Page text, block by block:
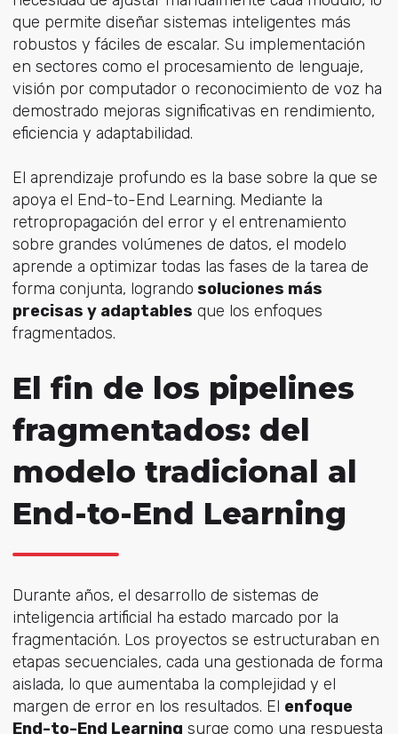
que permite diseñar sistemas inteligentes más
robustos y fáciles de escalar. Su implementación
en sectores como el procesamiento de lenguaje,
visión por computador o reconocimiento de voz ha
demostrado mejoras significativas en rendimiento,
eficiencia y adaptabilidad.
El aprendizaje profundo es la base sobre la que se
apoya el End-to-End Learning. Mediante la
retropropagación del error y el entrenamiento
sobre grandes volúmenes de datos, el modelo
aprende a optimizar todas las fases de la tarea de
forma conjunta, logrando soluciones más
precisas y adaptables que los enfoques
fragmentados.
El fin de los pipelines
fragmentados: del
modelo tradicional al
End-to-End Learning
Durante años, el desarrollo de sistemas de
inteligencia artificial ha estado marcado por la
fragmentación. Los proyectos se estructuraban en
etapas secuenciales, cada una gestionada de forma
aislada, lo que aumentaba la complejidad y el
margen de error en los resultados. El enfoque
End-to-End Learning surge como una respuesta